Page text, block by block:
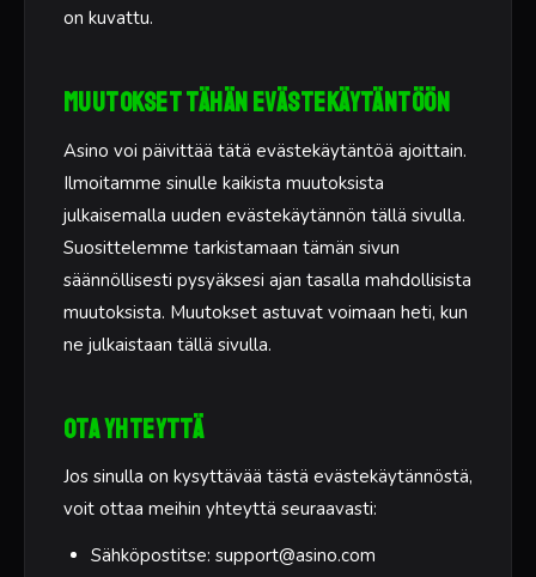
on kuvattu.
Muutokset tähän evästekäytäntöön
Asino voi päivittää tätä evästekäytäntöä ajoittain.
Ilmoitamme sinulle kaikista muutoksista
julkaisemalla uuden evästekäytännön tällä sivulla.
Suosittelemme tarkistamaan tämän sivun
säännöllisesti pysyäksesi ajan tasalla mahdollisista
muutoksista. Muutokset astuvat voimaan heti, kun
ne julkaistaan tällä sivulla.
Ota yhteyttä
Jos sinulla on kysyttävää tästä evästekäytännöstä,
voit ottaa meihin yhteyttä seuraavasti:
Sähköpostitse: support@asino.com